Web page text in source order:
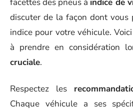
discuter de la façon dont vous
indice pour votre véhicule.
à prendre en considération
cruciale.
Respectez les
Chaque véhicule a ses